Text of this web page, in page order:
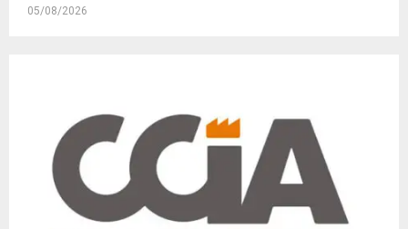
05/08/2026